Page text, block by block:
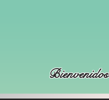
Bienvenidos